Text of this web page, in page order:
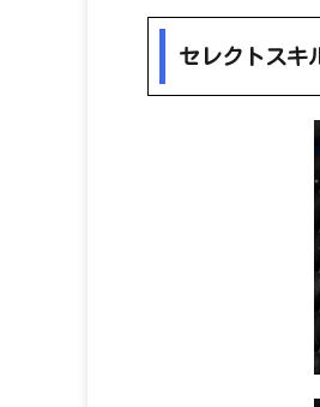
セレクトスキ